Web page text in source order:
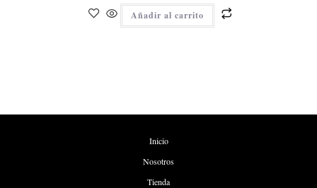
Añadir al carrito
Inicio
Nosotros
Tienda